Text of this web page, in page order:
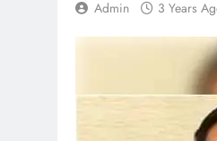
Admin 3 Years